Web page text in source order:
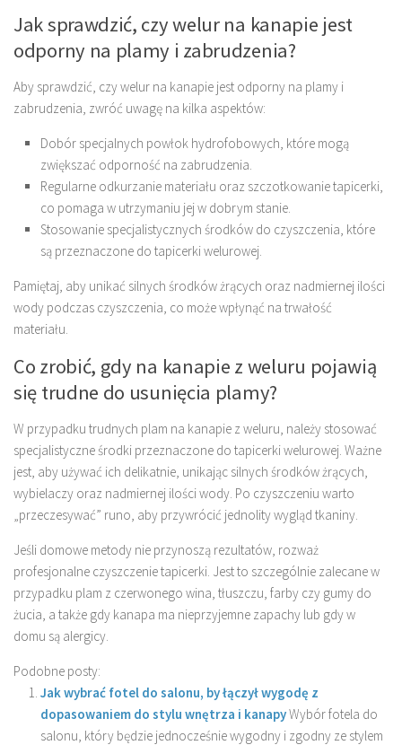
Jak sprawdzić, czy welur na kanapie jest
odporny na plamy i zabrudzenia?
Aby sprawdzić, czy welur na kanapie jest odporny na plamy i
zabrudzenia, zwróć uwagę na kilka aspektów:
Dobór specjalnych powłok hydrofobowych, które mogą
zwiększać odporność na zabrudzenia.
Regularne odkurzanie materiału oraz szczotkowanie tapicerki,
co pomaga w utrzymaniu jej w dobrym stanie.
Stosowanie specjalistycznych środków do czyszczenia, które
są przeznaczone do tapicerki welurowej.
Pamiętaj, aby unikać silnych środków żrących oraz nadmiernej ilości
wody podczas czyszczenia, co może wpłynąć na trwałość
materiału.
Co zrobić, gdy na kanapie z weluru pojawią
się trudne do usunięcia plamy?
W przypadku trudnych plam na kanapie z weluru, należy stosować
specjalistyczne środki przeznaczone do tapicerki welurowej. Ważne
jest, aby używać ich delikatnie, unikając silnych środków żrących,
wybielaczy oraz nadmiernej ilości wody. Po czyszczeniu warto
„przeczesywać” runo, aby przywrócić jednolity wygląd tkaniny.
Jeśli domowe metody nie przynoszą rezultatów, rozważ
profesjonalne czyszczenie tapicerki. Jest to szczególnie zalecane w
przypadku plam z czerwonego wina, tłuszczu, farby czy gumy do
żucia, a także gdy kanapa ma nieprzyjemne zapachy lub gdy w
domu są alergicy.
Podobne posty:
Jak wybrać fotel do salonu, by łączył wygodę z
dopasowaniem do stylu wnętrza i kanapyWybór fotela do
salonu, który będzie jednocześnie wygodny i zgodny ze stylem